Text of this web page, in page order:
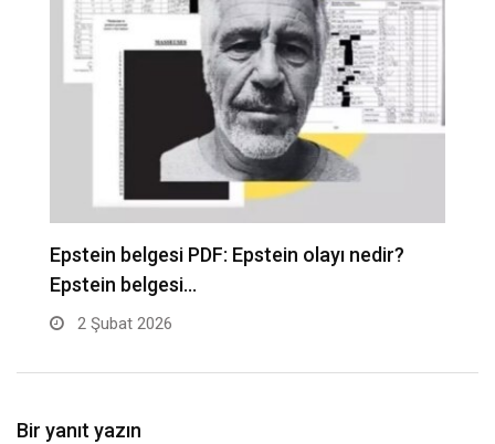
Epstein belgesi PDF: Epstein olayı nedir?
Epstein belgesi…
2 Şubat 2026
Bir yanıt yazın